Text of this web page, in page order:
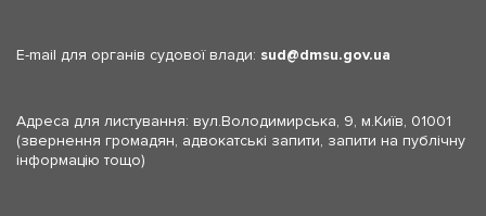
E-mail для органів судової влади: sud dmsu.gov.ua
Адреса для листування: вул.Володимирська, 9, м.Київ, 01001
(звернення громадян, адвокатські запити, запити на публічну
інформацію тощо)